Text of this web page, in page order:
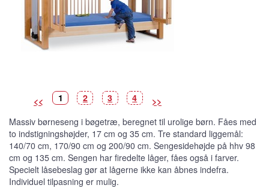
<< >>
B
i
e
d
e
1V
t
b
i
l
l
e
d
e
)
B
i
l
e
d
e
2 B
i
e
d
e
3 B
i
e
d
e
4
Massiv børneseng i bøgetræ, beregnet til urolige børn. Fåes med
to indstigningshøjder, 17 cm og 35 cm. Tre standard liggemål:
140/70 cm, 170/90 cm og 200/90 cm. Sengesidehøjde på hhv 98
cm og 135 cm. Sengen har firedelte låger, fåes også i farver.
Specielt låsebeslag gør at lågerne ikke kan åbnes indefra.
Individuel tilpasning er mulig.